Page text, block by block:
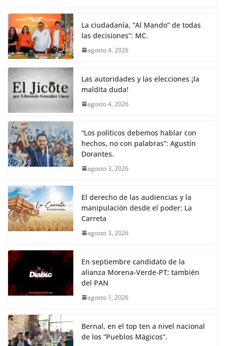
k
c
e
b
o
o
k
itt
er s
A
p
e
n
er
gr
a
p
La ciudadanía, “Al Mando” de todas
las decisiones”: MC.
agosto 4, 2026
Las autoridades y las elecciones ¡la
maldita duda!
agosto 4, 2026
“Los políticos debemos hablar con
hechos, no con palabras”: Agustín
Dorantes.
agosto 3, 2026
El derecho de las audiencias y la
manipulación desde el poder: La
Carreta
agosto 3, 2026
En septiembre candidato de la
alianza Morena-Verde-PT; también
del PAN
agosto 1, 2026
Bernal, en el top ten a nivel nacional
de los “Pueblos Mágicos”.